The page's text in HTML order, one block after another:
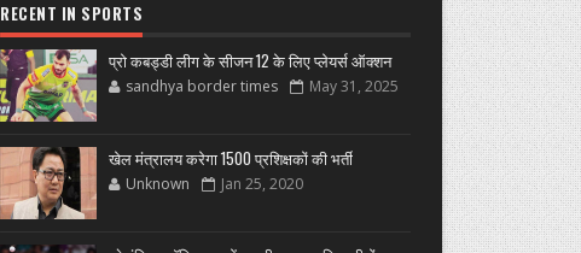
RECENT IN SPORTS
प्रो कबड्डी लीग के सीजन 12 के लिए प्लेयर्स ऑक्शन
sandhya border times May 31, 2025
खेल मंत्रालय करेगा 1500 प्रशिक्षकों की भर्ती
Unknown Jan 25, 2020